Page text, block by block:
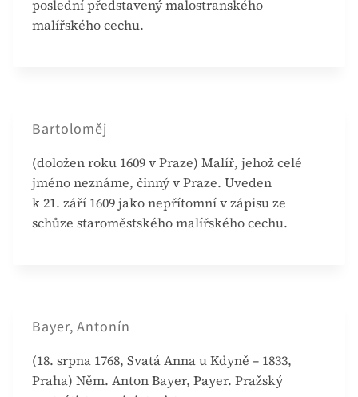
poslední představený malostranského
malířského cechu.
Bartoloměj
(doložen roku 1609 v Praze) Malíř, jehož celé
jméno neznáme, činný v Praze. Uveden
k 21. září 1609 jako nepřítomní v zápisu ze
schůze staroměstského malířského cechu.
Bayer, Antonín
(18. srpna 1768, Svatá Anna u Kdyně – 1833,
Praha) Něm. Anton Bayer, Payer. Pražský